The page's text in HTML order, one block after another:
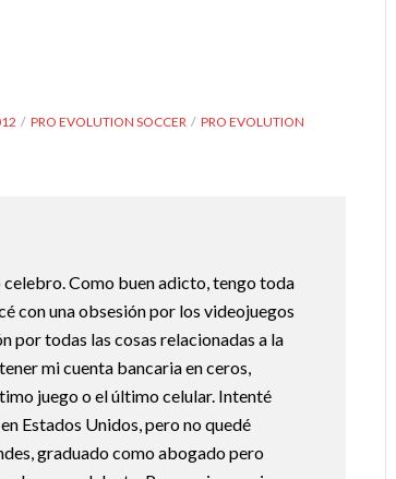
PRO EVOLUTION SOCCER
PRO EVOLUTION
Como buen adicto, tengo toda
con una obsesión por los videojuegos
por todas las cosas relacionadas a la
mi cuenta bancaria en ceros,
juego o el último celular. Intenté
Estados Unidos, pero no quedé
graduado como abogado pero